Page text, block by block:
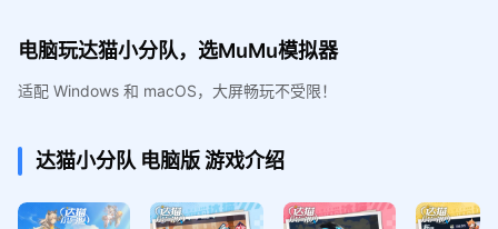
电脑玩达猫小分队，选MuMu模拟器
适配 Windows 和 macOS，大屏畅玩不受限！
达猫小分队 电脑版游戏介绍